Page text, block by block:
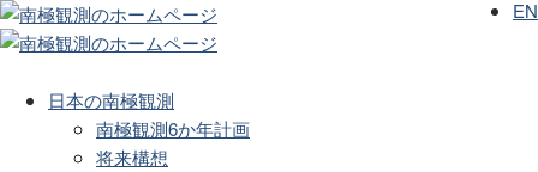
日本の南極観測
南極観測6か年計画
将来構想
EN